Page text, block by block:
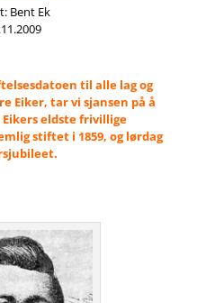
Bent Ek
til alle lag og
Eiker, tar vi sjansen på å
eldste frivillige
stiftet i 1859, og lørdag